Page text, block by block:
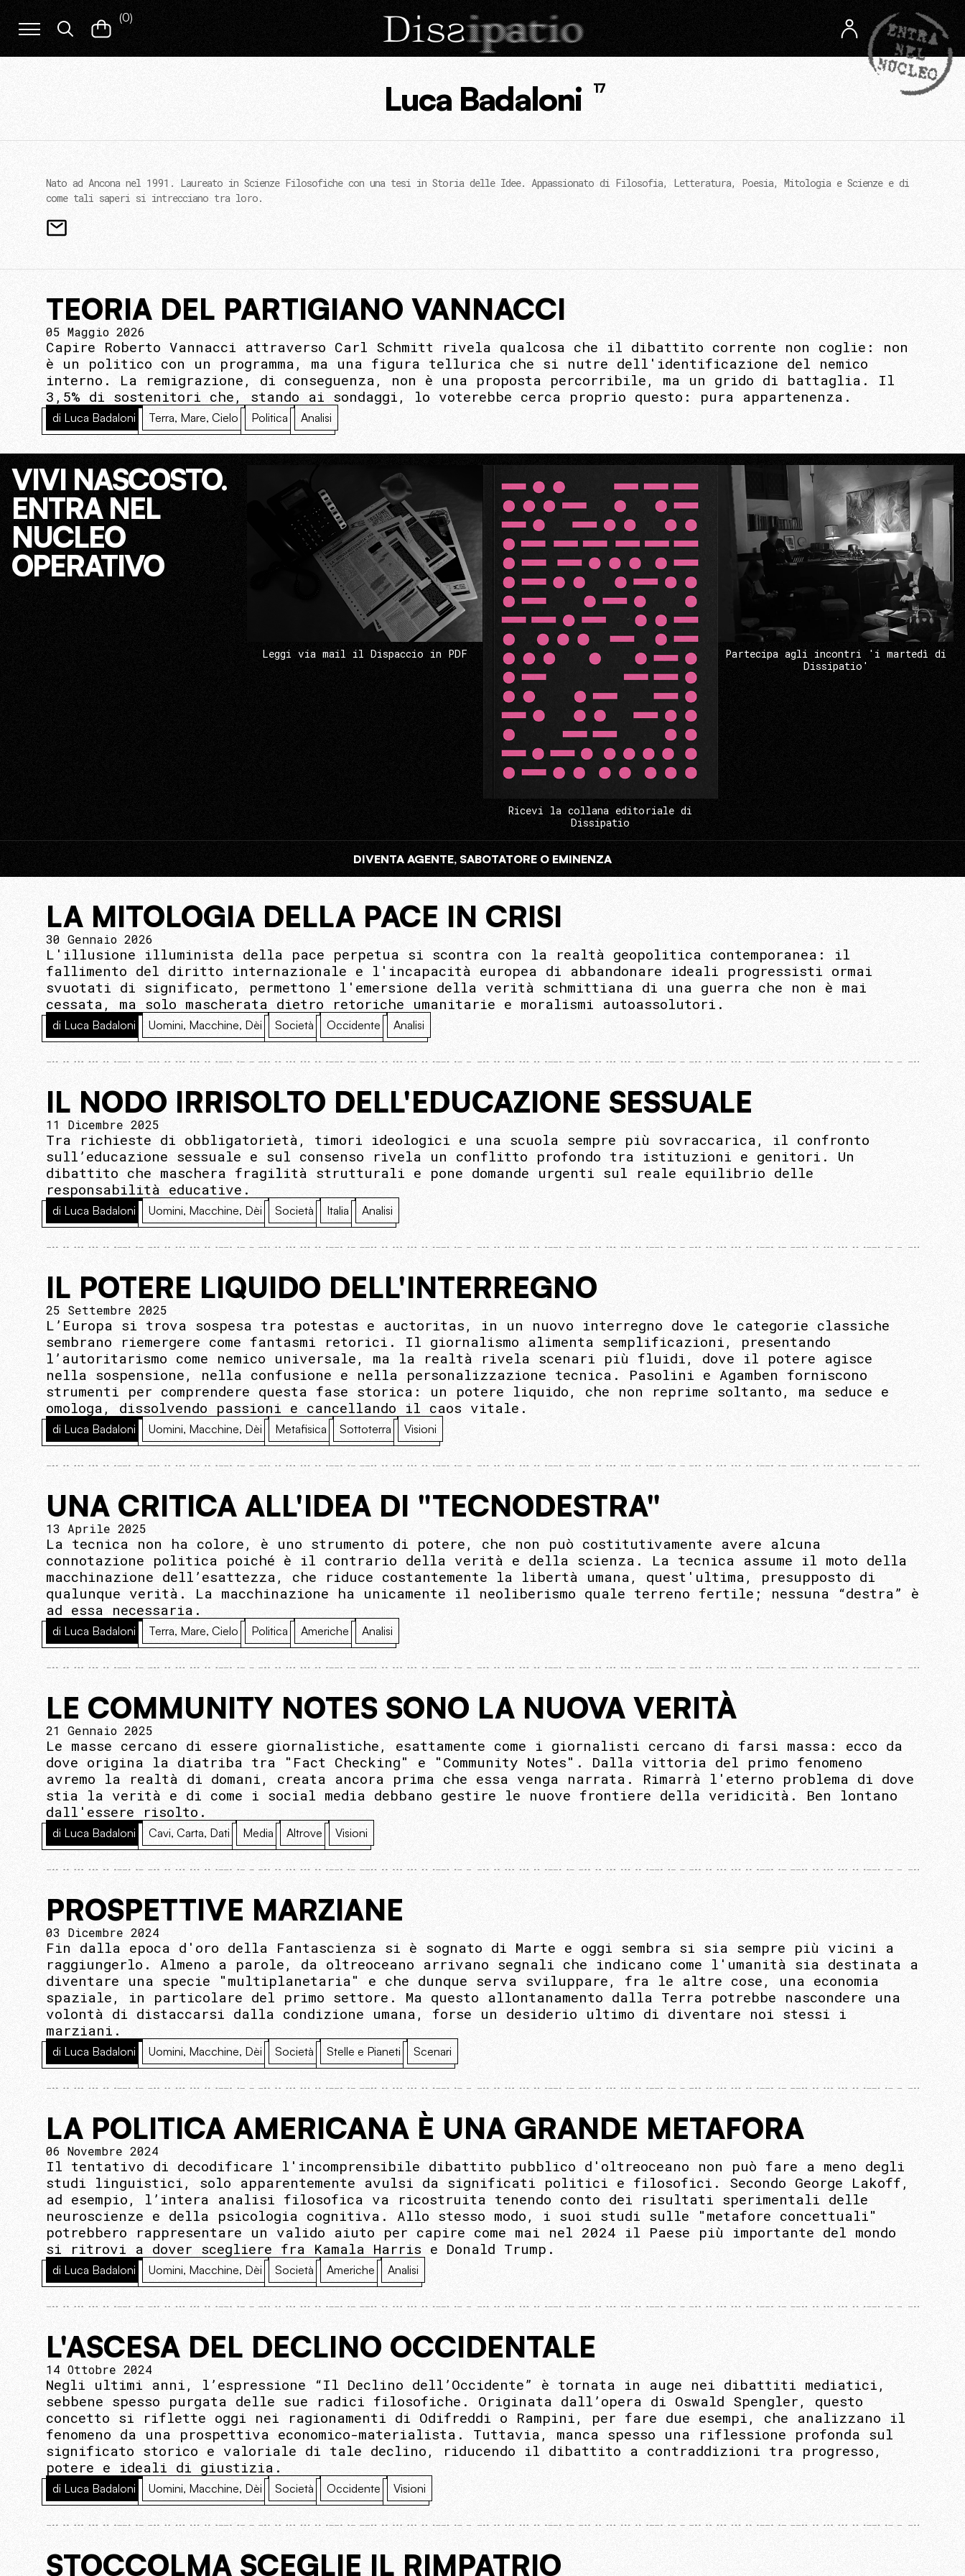
(0)
Luca Badaloni 17
Nato ad Ancona nel 1991. Laureato in Scienze Filosofiche con una tesi in Storia delle Idee. Appassionato di Filosofia, Letteratura, Poesia, Mitologia e Scienze e di
come tali saperi si intrecciano tra loro.
TEORIA DEL PARTIGIANO VANNACCI
05 Maggio 2026
Capire Roberto Vannacci attraverso Carl Schmitt rivela qualcosa che il dibattito corrente non coglie: non
è un politico con un programma, ma una figura tellurica che si nutre dell'identificazione del nemico
interno. La remigrazione, di conseguenza, non è una proposta percorribile, ma un grido di battaglia. Il
3,5% di sostenitori che, stando ai sondaggi, lo voterebbe cerca proprio questo: pura appartenenza.
di Luca Badaloni Terra, Mare, Cielo Politica Analisi
VIVI NASCOSTO.
ENTRA NEL
NUCLEO
OPERATIVO
Leggi via mail il Dispaccio in PDF
Ricevi la collana editoriale di
Dissipatio
Partecipa agli incontri 'i martedì di
Dissipatio'
DIVENTA AGENTE, SABOTATORE O EMINENZA
LA MITOLOGIA DELLA PACE IN CRISI
30 Gennaio 2026
L'illusione illuminista della pace perpetua si scontra con la realtà geopolitica contemporanea: il
fallimento del diritto internazionale e l'incapacità europea di abbandonare ideali progressisti ormai
svuotati di significato, permettono l'emersione della verità schmittiana di una guerra che non è mai
cessata, ma solo mascherata dietro retoriche umanitarie e moralismi autoassolutori.
di Luca Badaloni Uomini, Macchine, Dèi Società Occidente Analisi
IL NODO IRRISOLTO DELL'EDUCAZIONE SESSUALE
11 Dicembre 2025
Tra richieste di obbligatorietà, timori ideologici e una scuola sempre più sovraccarica, il confronto
sull’educazione sessuale e sul consenso rivela un conflitto profondo tra istituzioni e genitori. Un
dibattito che maschera fragilità strutturali e pone domande urgenti sul reale equilibrio delle
responsabilità educative.
di Luca Badaloni Uomini, Macchine, Dèi Società Italia Analisi
IL POTERE LIQUIDO DELL'INTERREGNO
25 Settembre 2025
L’Europa si trova sospesa tra potestas e auctoritas, in un nuovo interregno dove le categorie classiche
sembrano riemergere come fantasmi retorici. Il giornalismo alimenta semplificazioni, presentando
l’autoritarismo come nemico universale, ma la realtà rivela scenari più fluidi, dove il potere agisce
nella sospensione, nella confusione e nella personalizzazione tecnica. Pasolini e Agamben forniscono
strumenti per comprendere questa fase storica: un potere liquido, che non reprime soltanto, ma seduce e
omologa, dissolvendo passioni e cancellando il caos vitale.
di Luca Badaloni Uomini, Macchine, Dèi Metafisica Sottoterra Visioni
UNA CRITICA ALL'IDEA DI "TECNODESTRA"
13 Aprile 2025
La tecnica non ha colore, è uno strumento di potere, che non può costitutivamente avere alcuna
connotazione politica poiché è il contrario della verità e della scienza. La tecnica assume il moto della
macchinazione dell’esattezza, che riduce costantemente la libertà umana, quest'ultima, presupposto di
qualunque verità. La macchinazione ha unicamente il neoliberismo quale terreno fertile; nessuna “destra” è
ad essa necessaria.
di Luca Badaloni Terra, Mare, Cielo Politica Americhe Analisi
LE COMMUNITY NOTES SONO LA NUOVA VERITÀ
21 Gennaio 2025
Le masse cercano di essere giornalistiche, esattamente come i giornalisti cercano di farsi massa: ecco da
dove origina la diatriba tra "Fact Checking" e "Community Notes". Dalla vittoria del primo fenomeno
avremo la realtà di domani, creata ancora prima che essa venga narrata. Rimarrà l'eterno problema di dove
stia la verità e di come i social media debbano gestire le nuove frontiere della veridicità. Ben lontano
dall'essere risolto.
di Luca Badaloni Cavi, Carta, Dati Media Altrove Visioni
PROSPETTIVE MARZIANE
03 Dicembre 2024
Fin dalla epoca d'oro della Fantascienza si è sognato di Marte e oggi sembra si sia sempre più vicini a
raggiungerlo. Almeno a parole, da oltreoceano arrivano segnali che indicano come l'umanità sia destinata a
diventare una specie "multiplanetaria" e che dunque serva sviluppare, fra le altre cose, una economia
spaziale, in particolare del primo settore. Ma questo allontanamento dalla Terra potrebbe nascondere una
volontà di distaccarsi dalla condizione umana, forse un desiderio ultimo di diventare noi stessi i
marziani.
di Luca Badaloni Uomini, Macchine, Dèi Società Stelle e Pianeti Scenari
LA POLITICA AMERICANA È UNA GRANDE METAFORA
06 Novembre 2024
Il tentativo di decodificare l'incomprensibile dibattito pubblico d'oltreoceano non può fare a meno degli
studi linguistici, solo apparentemente avulsi da significati politici e filosofici. Secondo George Lakoff,
ad esempio, l’intera analisi filosofica va ricostruita tenendo conto dei risultati sperimentali delle
neuroscienze e della psicologia cognitiva. Allo stesso modo, i suoi studi sulle "metafore concettuali"
potrebbero rappresentare un valido aiuto per capire come mai nel 2024 il Paese più importante del mondo
si ritrovi a dover scegliere fra Kamala Harris e Donald Trump.
di Luca Badaloni Uomini, Macchine, Dèi Società Americhe Analisi
L'ASCESA DEL DECLINO OCCIDENTALE
14 Ottobre 2024
Negli ultimi anni, l’espressione “Il Declino dell’Occidente” è tornata in auge nei dibattiti mediatici,
sebbene spesso purgata delle sue radici filosofiche. Originata dall’opera di Oswald Spengler, questo
concetto si riflette oggi nei ragionamenti di Odifreddi o Rampini, per fare due esempi, che analizzano il
fenomeno da una prospettiva economico-materialista. Tuttavia, manca spesso una riflessione profonda sul
significato storico e valoriale di tale declino, riducendo il dibattito a contraddizioni tra progresso,
potere e ideali di giustizia.
di Luca Badaloni Uomini, Macchine, Dèi Società Occidente Visioni
STOCCOLMA SCEGLIE IL RIMPATRIO